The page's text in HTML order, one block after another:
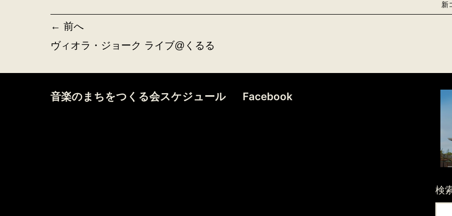
新
← 前へ
ヴィオラ・ジョーク ライブ@くるる
音楽のまちをつくる会スケジュール Facebook
検